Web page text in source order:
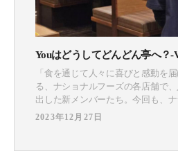
Youはどうしてどんどん亭へ？-
「食を通じて人々に喜びと感動を
る、ナショナルフーズの各店舗で
出した新メンバーたち。今回も、ナ
で輝く新メンバーたちに対して「
きました。第2弾は、親しみやすい
2023年12月27日